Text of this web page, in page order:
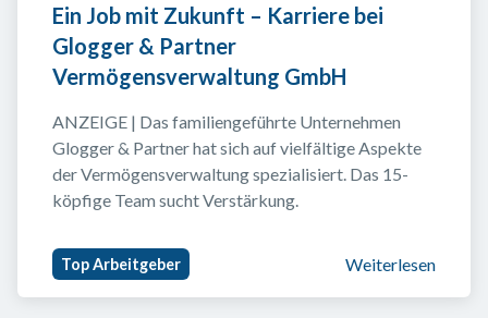
Ein Job mit Zukunft – Karriere bei
Glogger & Partner
Vermögensverwaltung GmbH
ANZEIGE | Das familiengeführte Unternehmen
Glogger & Partner hat sich auf vielfältige Aspekte
der Vermögensverwaltung spezialisiert. Das 15-
köpfige Team sucht Verstärkung.
Top Arbeitgeber Weiterlesen